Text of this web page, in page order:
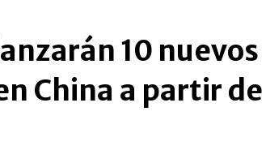
10 nuevos
China a partir de